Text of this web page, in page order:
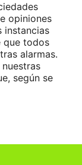
opiniones
instancias
que todos
alarmas.
según se